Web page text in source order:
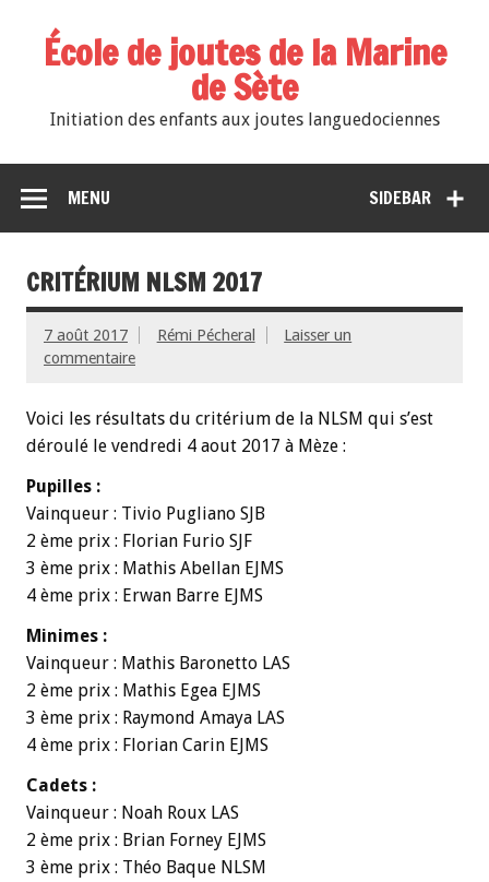
École de joutes de la Marine
de Sète
Initiation des enfants aux joutes languedociennes
SIDEBAR
MENU
CRITÉRIUM NLSM 2017
7 août 2017 Rémi Pécheral
Laisser un
commentaire
Voici les résultats du critérium de la NLSM qui s’est
déroulé le vendredi 4 aout 2017 à Mèze :
Pupilles :
Vainqueur : Tivio Pugliano SJB
2 ème prix : Florian Furio SJF
3 ème prix : Mathis Abellan EJMS
4 ème prix : Erwan Barre EJMS
Minimes :
Vainqueur : Mathis Baronetto LAS
2 ème prix : Mathis Egea EJMS
3 ème prix : Raymond Amaya LAS
4 ème prix : Florian Carin EJMS
Cadets :
Vainqueur : Noah Roux LAS
2 ème prix : Brian Forney EJMS
3 ème prix : Théo Baque NLSM